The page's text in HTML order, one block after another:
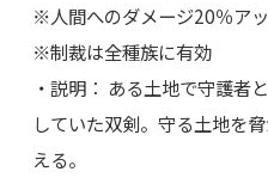
※人間へのダメージ20％ア
※制裁は全種族に有効
・説明： ある土地で守護者
していた双剣。守る土地を
える。